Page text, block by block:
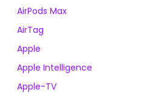
AirPods Max
AirTag
Apple
Apple Intelligence
Apple-TV